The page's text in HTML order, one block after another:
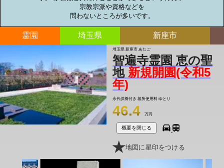
宗教宗派や資格などを
問わないところが多いです。
霊園 埼玉県 新座市
埼玉県 新座市 あたご
智遍寺霊園 恵の聖
地 新規開園(令和5
年)
永代供養付き 墓所使用料 ゆとり
46.4 万円
概要を閉じる
地図に星印をつける